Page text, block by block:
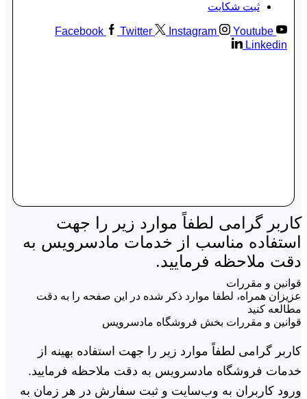
ثبت شکایت
Facebook Twitter Instagram
Youtube
Linkedin
کاربر گرامی لطفاً موارد زیر را جهت
استفاده مناسب از خدمات مادسرویس به
دقت ملاحظه فرمایید.
قوانین و مقررات
عزیزان همراه، لطفا موارد ذکر شده در این صفحه را به دقت
مطالعه کنید
قوانین و مقررات بخش فروشگاه مادسرویس
کاربر گرامی لطفاً موارد زیر را جهت استفاده بهینه از
خدمات فروشگاه مادسرویس به دقت ملاحظه فرمایید.
ورود کاربران به وب‏‌سایت و ثبت سفارش در هر زمان به